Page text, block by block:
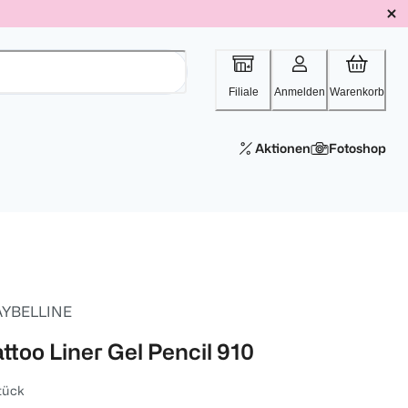
Filiale Anmelden Warenkorb
Aktionen Fotoshop
Liner Gel Pencil 910